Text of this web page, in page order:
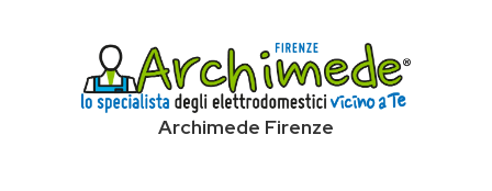
Archimede Firenze